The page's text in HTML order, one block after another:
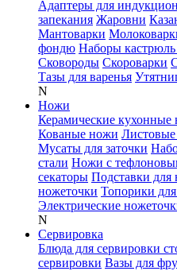
Адаптеры для
запекания Жаровни
Мантоварки
фондю Наборы кастрюль
Сковороды Скороварки
Тазы для варенья
N
Ножи
Керамические кухонные
Кованые ножи
Мусаты для заточки
стали Ножи с
секаторы Подставки для
ножеточки Топорики
Электрические
N
Сервировка
Блюда для сервировки
сервировки Вазы для